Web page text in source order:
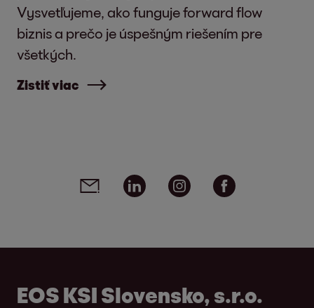
Vysvetľujeme, ako funguje forward flow
biznis a prečo je úspešným riešením pre
všetkých.
Zistiť viac
Social media links - share article
Email Linkedin Instagram
EOS KSI Slovensko, s.r.o.